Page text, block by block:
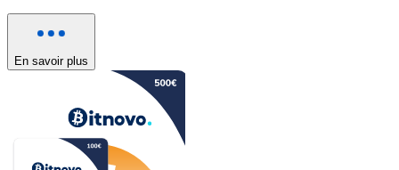
En savoir plus